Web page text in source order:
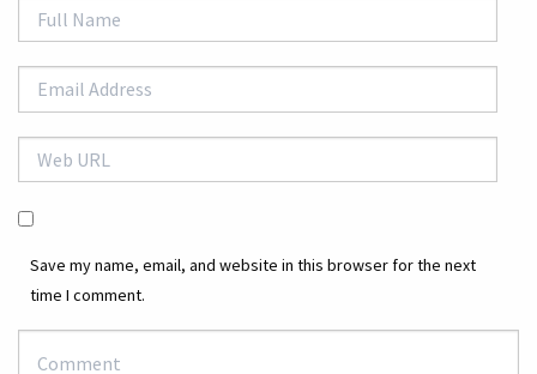
Save my name, email, and website in this browser for the next
time I comment.